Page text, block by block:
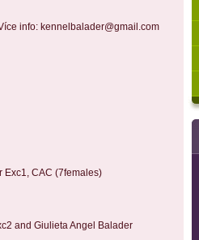
info: kennelbalader@gmail.com
Exc1, CAC (7females)
and Giulieta Angel Balader